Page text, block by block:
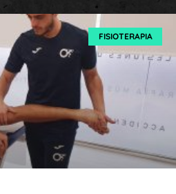
FISIOTERAPIA